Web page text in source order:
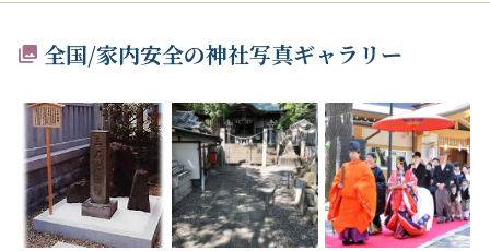
全国/家内安全の神社写真ギャラリー